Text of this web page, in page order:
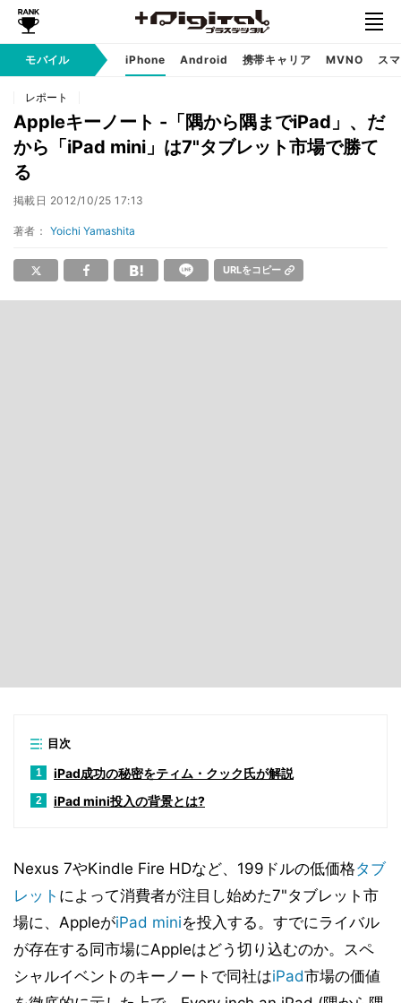
モバイル iPhone Android 携帯キャリア MVNO ス
レポート
Appleキーノート -「隅から隅までiPad」、だ
から「iPad mini」は7"タブレット市場で勝て
る
掲載日 2012/10/25 17:13
著者： Yoichi Yamashita
URLをコピー
目次
1 iPad成功の秘密をティム・クック氏が解説
2 iPad mini投入の背景とは?
Nexus 7やKindle Fire HDなど、199ドルの低価格タブ
レット によって消費者が注目し始めた7"タブレット市
場に、AppleがiPad miniを投入する。すでにライバル
が存在する同市場にAppleはどう切り込むのか。スペ
シャルイベントのキーノートで同社はiPad市場の価値